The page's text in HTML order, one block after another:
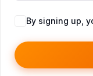
By signing up,